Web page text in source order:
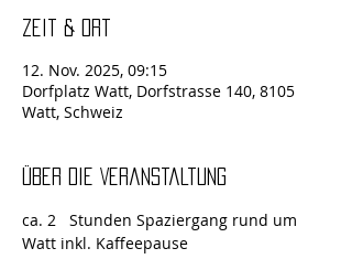
Zeit & Ort
12. Nov. 2025, 09:15
Dorfplatz Watt, Dorfstrasse 140, 8105
Watt, Schweiz
Über die Veranstaltung
ca. 2   Stunden Spaziergang rund um
Watt inkl. Kaffeepause